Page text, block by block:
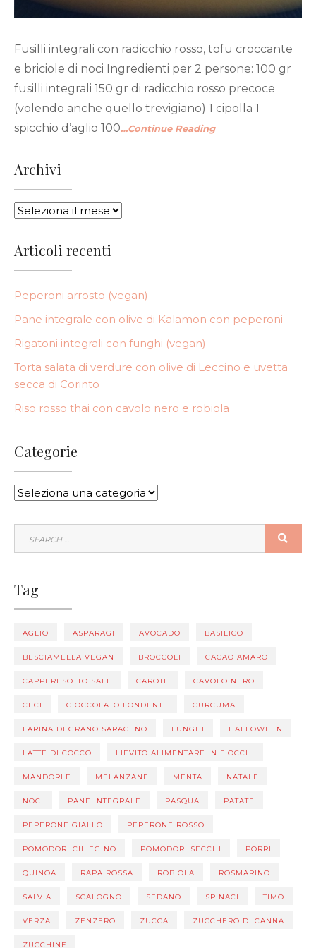
Fusilli integrali con radicchio rosso, tofu croccante
e briciole di noci Ingredienti per 2 persone: 100 gr
fusilli integrali 150 gr di radicchio rosso precoce
(volendo anche quello trevigiano) 1 cipolla 1
spicchio d’aglio 100…Continue Reading
Archivi
ARCHIVI
Articoli recenti
Peperoni arrosto (vegan)
Pane integrale con olive di Kalamon con peperoni
Rigatoni integrali con funghi (vegan)
Torta salata di verdure con olive di Leccino e uvetta
secca di Corinto
Riso rosso thai con cavolo nero e robiola
Categorie
CATEGORIE
Tag
AGLIO ASPARAGI AVOCADO BASILICO
BESCIAMELLA VEGAN BROCCOLI CACAO AMARO
CAPPERI SOTTO SALE CAROTE CAVOLO NERO
CECI CIOCCOLATO FONDENTE CURCUMA
FARINA DI GRANO SARACENO FUNGHI HALLOWEEN
LATTE DI COCCO LIEVITO ALIMENTARE IN FIOCCHI
MANDORLE MELANZANE MENTA NATALE
NOCI PANE INTEGRALE PASQUA PATATE
PEPERONE GIALLO PEPERONE ROSSO
POMODORI CILIEGINO POMODORI SECCHI PORRI
QUINOA RAPA ROSSA ROBIOLA ROSMARINO
SALVIA SCALOGNO SEDANO SPINACI TIMO
VERZA ZENZERO ZUCCA ZUCCHERO DI CANNA
ZUCCHINE